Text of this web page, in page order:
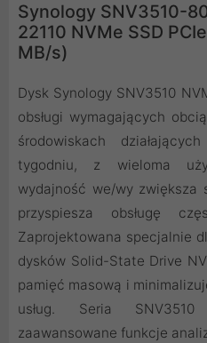
Synology SNV3510-
22110 NVMe SSD
MB/s)
Dysk Synology SNV3510
obsługi wymagających
środowiskach
tygodniu, z wieloma
wydajność we/wy zwiększa
przyspiesza obsługę
Zaprojektowana specjalnie
dysków Solid-State Drive
pamięć masową i
usług. Seria
zaawansowane funkcje